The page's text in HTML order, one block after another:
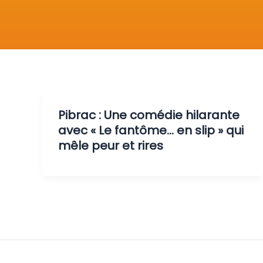
Pibrac : Une comédie hilarante
avec « Le fantôme… en slip » qui
mêle peur et rires